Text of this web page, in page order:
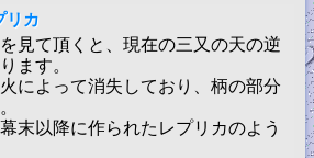
リカ
見て頂くと、現在の三又の天の逆
ます。
によって消失しており、柄の部分
末以降に作られたレプリカのよう